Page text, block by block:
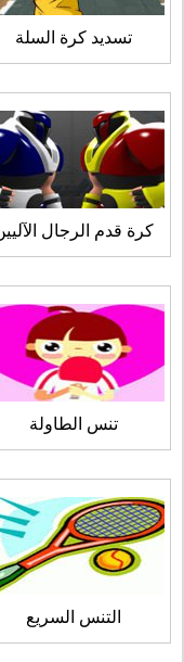
تسديد كرة السلة
كرة قدم الرجال
تنس الطاولة
التنس السريع